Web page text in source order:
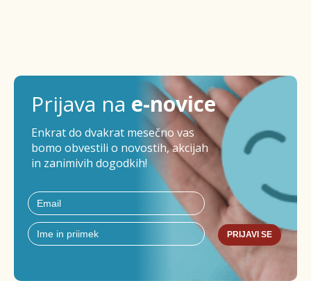
Prijava na e-novice
Enkrat do dvakrat mesečno vas
bomo obvestili o novostih, akcijah
in zanimivih dogodkih!
PRIJAVI SE